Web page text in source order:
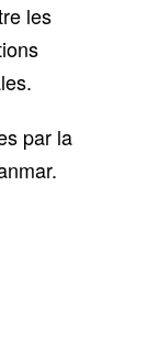
les
par la